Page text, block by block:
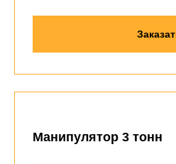
Манипулятор 3 тонн